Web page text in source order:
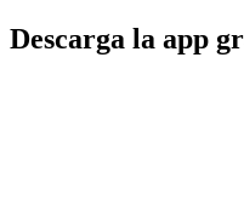
Descarga la app